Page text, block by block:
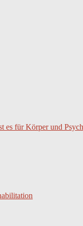
es für Körper und